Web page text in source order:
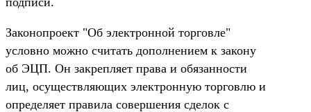
Законопроект "Об электронной торговле"
условно можно считать дополнением к закону
об ЭЦП. Он закрепляет права и обязанности
лиц, осуществляющих электронную торговлю и
определяет правила совершения сделок с